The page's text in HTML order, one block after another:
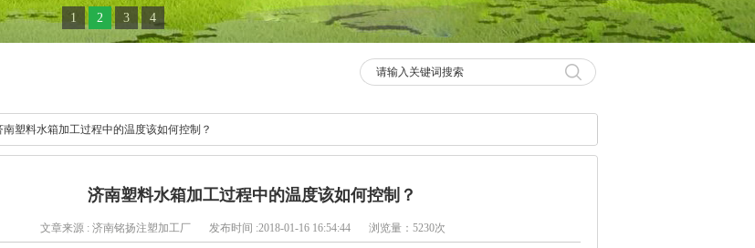
1 2 3 4
南塑料水箱加工过程中的温度该如何控制？
济南塑料水箱加工过程中的温度该如何控制？
文章来源 : 济南铭扬注塑加工厂 发布时间 :2018-01-16 16:54:44 浏览量：5230次